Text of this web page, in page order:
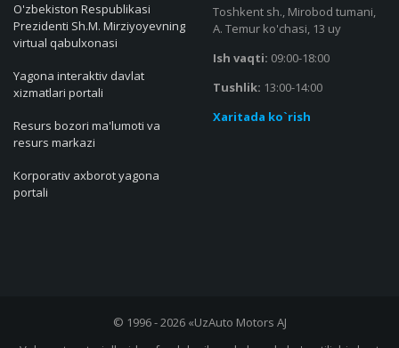
O'zbekiston Respublikasi
Prezidenti Sh.M. Mirziyoyevning
virtual qabulxonasi
Yagona interaktiv davlat
xizmatlari portali
Resurs bozori ma'lumoti va
resurs markazi
Korporativ axborot yagona
portali
Toshkent sh., Mirobod tumani,
A. Temur ko'chasi, 13 uy
Ish vaqti: 09:00-18:00
Tushlik: 13:00-14:00
Xaritada ko`rish
© 1996 - 2026 «UzAuto Motors AJ